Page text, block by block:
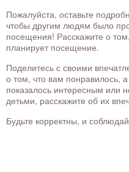
Пожалуйста, оставьте
чтобы другим людям было
посещения! Расскажите о
планирует посещение.
Поделитесь с своими
о том, что вам понравилось,
показалось интересным или
детьми, расскажите об их
Будьте корректны, и